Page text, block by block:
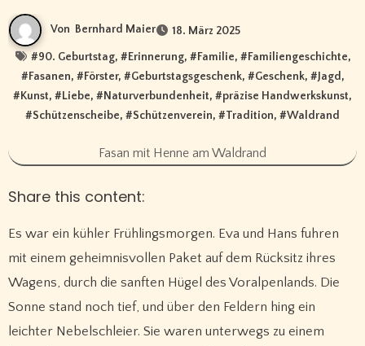
Von Bernhard Maier 18. März 2025
#90. Geburtstag, #Erinnerung, #Familie, #Familiengeschichte,
#Fasanen, #Förster, #Geburtstagsgeschenk, #Geschenk, #Jagd,
#Kunst, #Liebe, #Naturverbundenheit, #präzise Handwerkskunst,
#Schützenscheibe, #Schützenverein, #Tradition, #Waldrand
Fasan mit Henne am Waldrand
Share this content:
Es war ein kühler Frühlingsmorgen. Eva und Hans fuhren
mit einem geheimnisvollen Paket auf dem Rücksitz ihres
Wagens, durch die sanften Hügel des Voralpenlands. Die
Sonne stand noch tief, und über den Feldern hing ein
leichter Nebelschleier. Sie waren unterwegs zu einem